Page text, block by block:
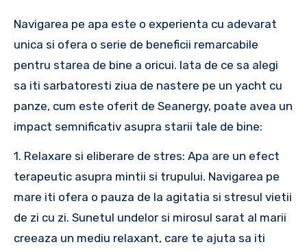
Navigarea pe apa este o experienta cu adevarat
unica si ofera o serie de beneficii remarcabile
pentru starea de bine a oricui. Iata de ce sa alegi
sa iti sarbatoresti ziua de nastere pe un yacht cu
panze, cum este oferit de Seanergy, poate avea un
impact semnificativ asupra starii tale de bine:
1. Relaxare si eliberare de stres: Apa are un efect
terapeutic asupra mintii si trupului. Navigarea pe
mare iti ofera o pauza de la agitatia si stresul vietii
de zi cu zi. Sunetul undelor si mirosul sarat al marii
creeaza un mediu relaxant, care te ajuta sa iti